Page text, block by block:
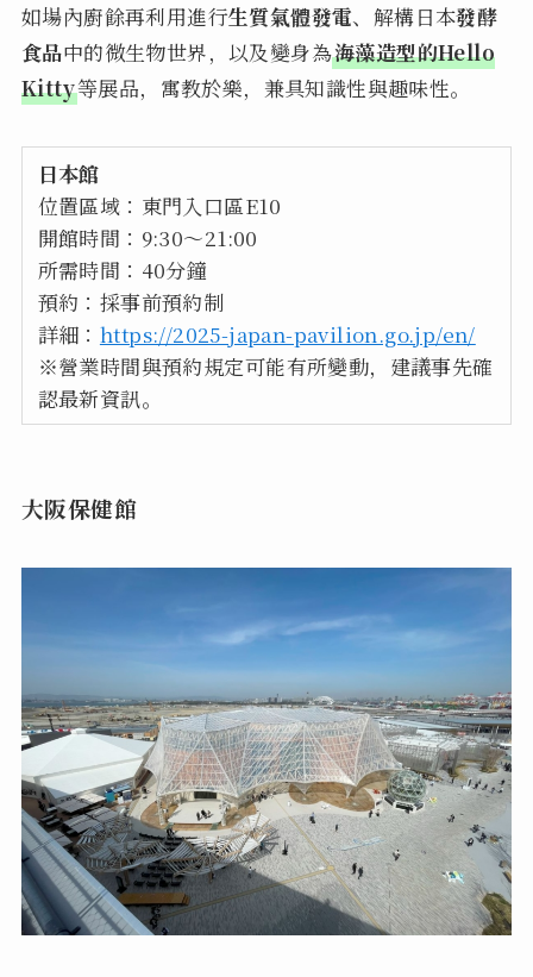
如場內廚餘再利用進行生質氣體發電、解構日本發酵
食品中的微生物世界，以及變身為海藻造型的Hello
Kitty等展品，寓教於樂，兼具知識性與趣味性。
日本館
位置區域：東門入口區E10
開館時間：9:30～21:00
所需時間：40分鐘
預約：採事前預約制
詳細： https://2025-japan-pavilion.go.jp/en/
※營業時間與預約規定可能有所變動，建議事先確
認最新資訊。
大阪保健館